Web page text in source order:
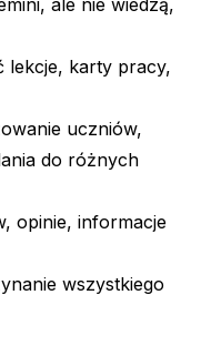
ale nie wiedzą,
lekcje, karty pracy,
uczniów,
do różnych
opinie, informacje
wszystkiego